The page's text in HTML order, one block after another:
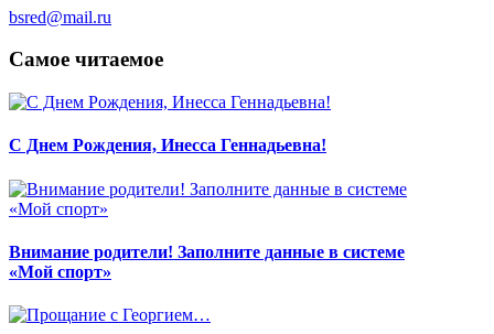
bsred@mail.ru
Самое читаемое
С Днем Рождения, Инесса Геннадьевна!
Внимание родители! Заполните данные в системе
«Мой спорт»